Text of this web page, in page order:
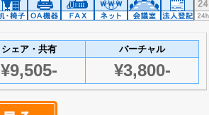
シェア・共有 バーチャル
¥9,505- ¥3,800-